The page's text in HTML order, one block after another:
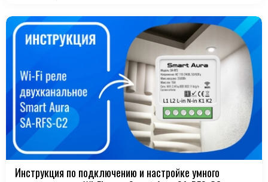
Инструкция по подключению и настройке умного